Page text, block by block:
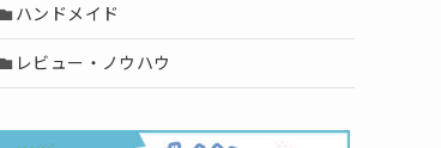
ハンドメイド
レビュー・ノウハウ